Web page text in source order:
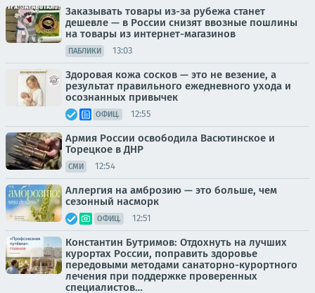
Заказывать товары из-за рубежа станет
дешевле — в России снизят ввозные пошлины
на товары из интернет-магазинов
ПАБЛИКИ 13:03
Здоровая кожа сосков — это не везение, а
результат правильного ежедневного ухода и
осознанных привычек
ОФИЦ. 12:55
Армия России освободила Васютинское и
Торецкое в ДНР
СМИ 12:54
Аллергия на амброзию — это больше, чем
сезонный насморк
ОФИЦ. 12:51
Константин Бутримов: Отдохнуть на лучших
курортах России, поправить здоровье
передовыми методами санаторно-курортного
лечения при поддержке проверенных
специалистов…